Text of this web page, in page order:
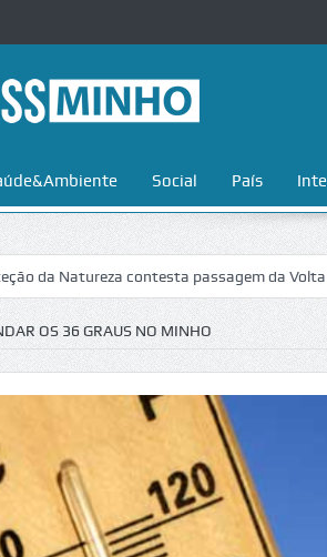
Social País
contesta passagem da Volta a
OS 36 GRAUS NO MINHO